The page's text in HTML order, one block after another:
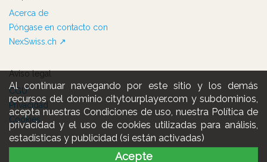
Al continuar navegando por este sitio y los demás
recursos del dominio citytourplayer.com y subdominios,
acepta nuestras Condiciones de uso, nuestra Política de
privacidad y el uso de cookies utilizadas para análisis,
estadísticas y publicidad (si están activadas)
Acepte
Acerca de
Póngase en contacto con
NexSwiss.ch ↗
Aviso legal
CGU
Privacidad
Cookies